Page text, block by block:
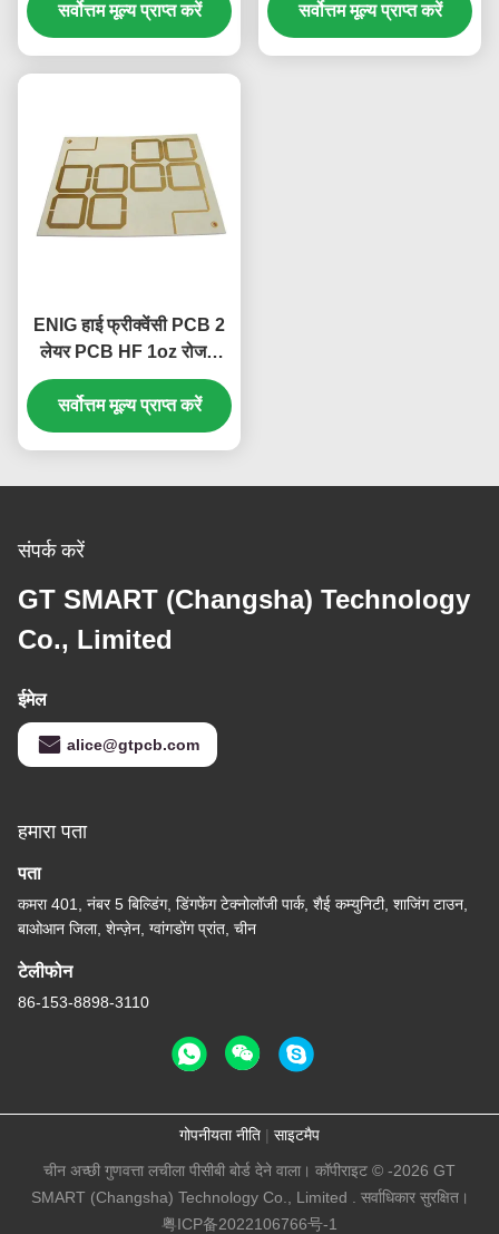
सर्वोत्तम मूल्य प्राप्त करें
सर्वोत्तम मूल्य प्राप्त करें
ENIG हाई फ्रीक्वेंसी PCB 2
लेयर PCB HF 1oz रोजर्स
3010 टेक्नोलॉजी के साथ
सर्वोत्तम मूल्य प्राप्त करें
संपर्क करें
GT SMART (Changsha) Technology
Co., Limited
ईमेल
alice@gtpcb.com
हमारा पता
पता
कमरा 401, नंबर 5 बिल्डिंग, डिंगफेंग टेक्नोलॉजी पार्क, शैई कम्युनिटी, शाजिंग टाउन,
बाओआन जिला, शेन्ज़ेन, ग्वांगडोंग प्रांत, चीन
टेलीफोन
86-153-8898-3110
गोपनीयता नीति | साइटमैप
चीन अच्छी गुणवत्ता लचीला पीसीबी बोर्ड देने वाला। कॉपीराइट © -2026 GT
SMART (Changsha) Technology Co., Limited . सर्वाधिकार सुरक्षित।
粤ICP备2022106766号-1